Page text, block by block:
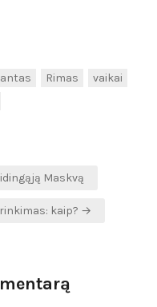
Rimas
vaikai
Maskvą
kaip? →